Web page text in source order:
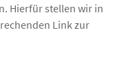
Hierfür stellen wir in
Link zur